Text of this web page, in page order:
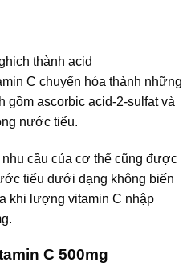
thành acid
C chuyển hóa thành những
gồm ascorbic acid-2-sulfat và
nước tiểu.
cầu của cơ thể cũng được
tiểu dưới dạng không biến
khi lượng vitamin C nhập
C 500mg